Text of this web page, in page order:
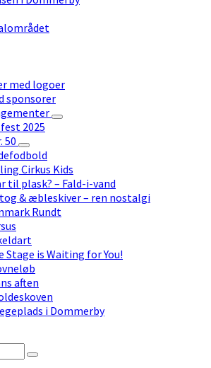
med logoer
sponsorer
2025
50
Cirkus Kids
til plask? – Fald-i-vand
& æbleskiver – ren nostalgi
Rundt
Stage is Waiting for You!
aften
i Dommerby